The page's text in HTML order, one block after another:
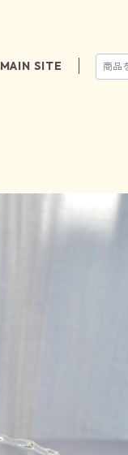
MAIN SITE